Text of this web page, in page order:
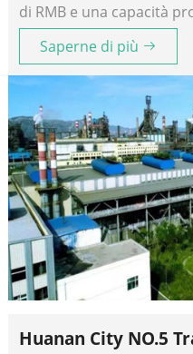
di RMB e una capacità
tonnellate di acciaio da
Saperne di più
Huanan City NO.5